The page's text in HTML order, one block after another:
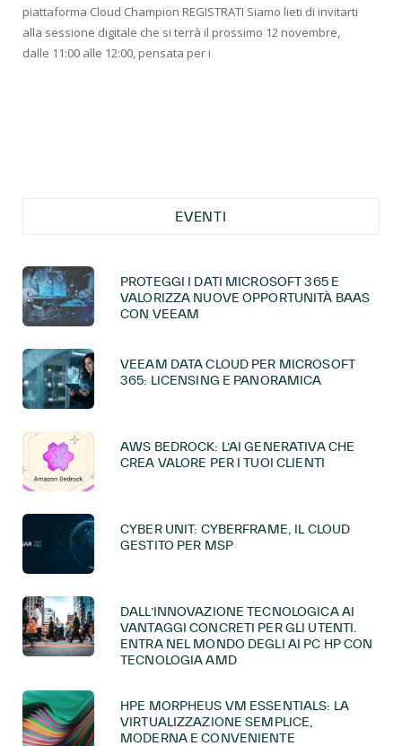
piattaforma Cloud Champion REGISTRATI Siamo lieti di invitarti
alla sessione digitale che si terrà il prossimo 12 novembre,
dalle 11:00 alle 12:00, pensata per i
EVENTI
PROTEGGI I DATI MICROSOFT 365 E
VALORIZZA NUOVE OPPORTUNITÀ BAAS
CON VEEAM
VEEAM DATA CLOUD PER MICROSOFT
365: LICENSING E PANORAMICA
AWS BEDROCK: L’AI GENERATIVA CHE
CREA VALORE PER I TUOI CLIENTI
CYBER UNIT: CYBERFRAME, IL CLOUD
GESTITO PER MSP
DALL’INNOVAZIONE TECNOLOGICA AI
VANTAGGI CONCRETI PER GLI UTENTI.
ENTRA NEL MONDO DEGLI AI PC HP CON
TECNOLOGIA AMD
HPE MORPHEUS VM ESSENTIALS: LA
VIRTUALIZZAZIONE SEMPLICE,
MODERNA E CONVENIENTE